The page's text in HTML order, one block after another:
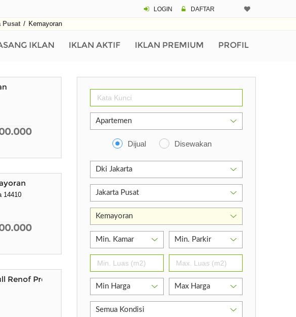
LOGIN DAFTAR
Pusat / Kemayoran
IKLAN IKLAN AKTIF IKLAN PREMIUM PROFIL
14410
Renof Premium
Dijual Disewakan